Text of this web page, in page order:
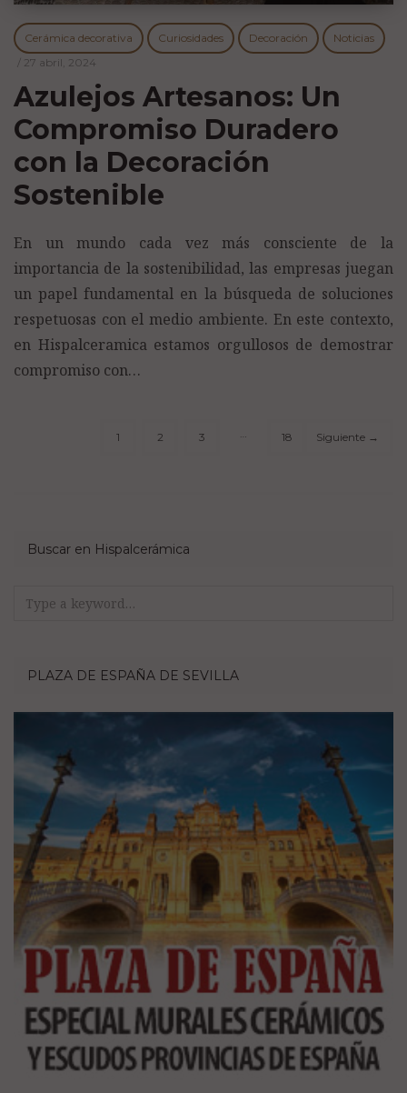
Cerámica decorativa Curiosidades Decoración
Noticias
/ 27 abril, 2024
Azulejos Artesanos: Un
Compromiso Duradero
con la Decoración
Sostenible
En un mundo cada vez más consciente de la
importancia de la sostenibilidad, las empresas juegan
un papel fundamental en la búsqueda de soluciones
respetuosas con el medio ambiente. En este contexto,
en Hispalceramica estamos orgullosos de demostrar
compromiso con…
1 2 3 … 18 Siguiente →
Buscar en Hispalcerámica
Search
PLAZA DE ESPAÑA DE SEVILLA